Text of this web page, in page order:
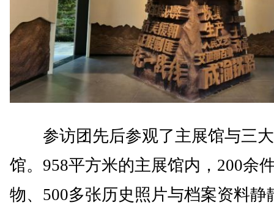
参访团先后参观了主展馆与三大
馆。958平方米的主展馆内，200余
物、500多张历史照片与档案资料静